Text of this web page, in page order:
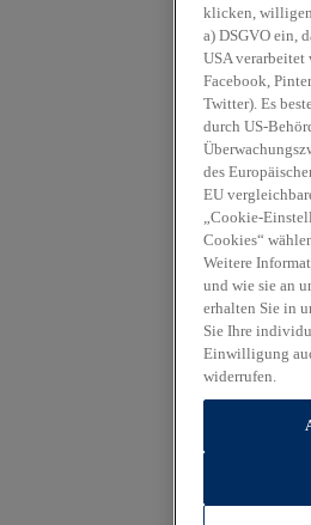
klicken, willigen
a) DSGVO ein,
USA verarbeitet
Facebook,
Twitter). Es
durch US-
des
EU
„Cookie-
Cookies“
Weitere
und wie sie an
erhalten Sie in
Sie Ihre
Einwilligung
widerrufen.